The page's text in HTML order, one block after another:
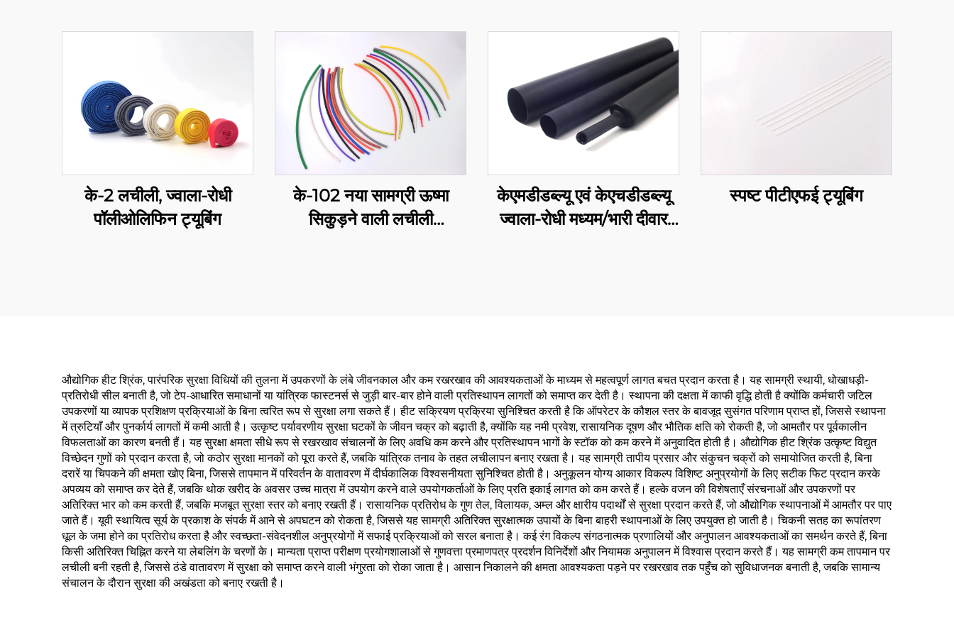
के-2 लचीली, ज्वाला-रोधी
पॉलीओलिफिन ट्यूबिंग
के-102 नया सामग्री ऊष्मा
सिकुड़ने वाली लचीली
केएमडीडब्ल्यू एवं केएचडीडब्ल्यू
ज्वाला-रोधी मध्यम/भारी दीवार
स्पष्ट पीटीएफई ट्यूबिंग
औद्योगिक हीट श्रिंक, पारंपरिक सुरक्षा विधियों की तुलना में उपकरणों के लंबे जीवनकाल और कम रखरखाव की आवश्यकताओं के माध्यम से महत्वपूर्ण लागत बचत प्रदान करता है। यह सामग्री स्थायी, धोखाधड़ी-
प्रतिरोधी सील बनाती है, जो टेप-आधारित समाधानों या यांत्रिक फास्टनर्स से जुड़ी बार-बार होने वाली प्रतिस्थापन लागतों को समाप्त कर देती है। स्थापना की दक्षता में काफी वृद्धि होती है क्योंकि कर्मचारी जटिल
उपकरणों या व्यापक प्रशिक्षण प्रक्रियाओं के बिना त्वरित रूप से सुरक्षा लगा सकते हैं। हीट सक्रियण प्रक्रिया सुनिश्चित करती है कि ऑपरेटर के कौशल स्तर के बावजूद सुसंगत परिणाम प्राप्त हों, जिससे स्थापना
में त्रुटियाँ और पुनर्कार्य लागतों में कमी आती है। उत्कृष्ट पर्यावरणीय सुरक्षा घटकों के जीवन चक्र को बढ़ाती है, क्योंकि यह नमी प्रवेश, रासायनिक दूषण और भौतिक क्षति को रोकती है, जो आमतौर पर पूर्वकालीन
विफलताओं का कारण बनती हैं। यह सुरक्षा क्षमता सीधे रूप से रखरखाव संचालनों के लिए अवधि कम करने और प्रतिस्थापन भागों के स्टॉक को कम करने में अनुवादित होती है। औद्योगिक हीट श्रिंक उत्कृष्ट विद्युत
विच्छेदन गुणों को प्रदान करता है, जो कठोर सुरक्षा मानकों को पूरा करते हैं, जबकि यांत्रिक तनाव के तहत लचीलापन बनाए रखता है। यह सामग्री तापीय प्रसार और संकुचन चक्रों को समायोजित करती है, बिना
दरारें या चिपकने की क्षमता खोए बिना, जिससे तापमान में परिवर्तन के वातावरण में दीर्घकालिक विश्वसनीयता सुनिश्चित होती है। अनुकूलन योग्य आकार विकल्प विशिष्ट अनुप्रयोगों के लिए सटीक फिट प्रदान करके
अपव्यय को समाप्त कर देते हैं, जबकि थोक खरीद के अवसर उच्च मात्रा में उपयोग करने वाले उपयोगकर्ताओं के लिए प्रति इकाई लागत को कम करते हैं। हल्के वजन की विशेषताएँ संरचनाओं और उपकरणों पर
अतिरिक्त भार को कम करती हैं, जबकि मजबूत सुरक्षा स्तर को बनाए रखती हैं। रासायनिक प्रतिरोध के गुण तेल, विलायक, अम्ल और क्षारीय पदार्थों से सुरक्षा प्रदान करते हैं, जो औद्योगिक स्थापनाओं में आमतौर पर पाए
जाते हैं। यूवी स्थायित्व सूर्य के प्रकाश के संपर्क में आने से अपघटन को रोकता है, जिससे यह सामग्री अतिरिक्त सुरक्षात्मक उपायों के बिना बाहरी स्थापनाओं के लिए उपयुक्त हो जाती है। चिकनी सतह का रूपांतरण
धूल के जमा होने का प्रतिरोध करता है और स्वच्छता-संवेदनशील अनुप्रयोगों में सफाई प्रक्रियाओं को सरल बनाता है। कई रंग विकल्प संगठनात्मक प्रणालियों और अनुपालन आवश्यकताओं का समर्थन करते हैं, बिना
किसी अतिरिक्त चिह्नित करने या लेबलिंग के चरणों के। मान्यता प्राप्त परीक्षण प्रयोगशालाओं से गुणवत्ता प्रमाणपत्र प्रदर्शन विनिर्देशों और नियामक अनुपालन में विश्वास प्रदान करते हैं। यह सामग्री कम तापमान पर
लचीली बनी रहती है, जिससे ठंडे वातावरण में सुरक्षा को समाप्त करने वाली भंगुरता को रोका जाता है। आसान निकालने की क्षमता आवश्यकता पड़ने पर रखरखाव तक पहुँच को सुविधाजनक बनाती है, जबकि सामान्य
संचालन के दौरान सुरक्षा की अखंडता को बनाए रखती है।